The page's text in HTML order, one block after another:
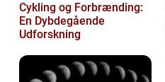
Cykling og Forbrænding:
En Dybdegående
Udforskning